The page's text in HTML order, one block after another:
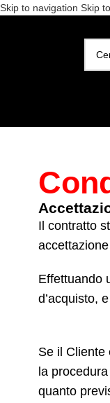
Skip to navigation Skip
Il contratto
Effettuando
d’acquisto,
Se il Cliente
la
quanto